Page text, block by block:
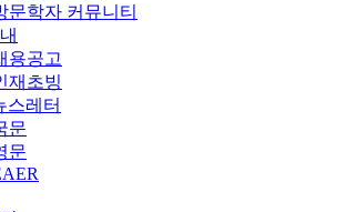
문학자 커뮤니티
용공고
재초빙
스레터
문
문